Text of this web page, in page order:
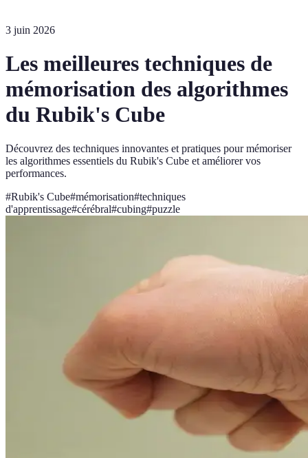
3 juin 2026
Les meilleures techniques de
mémorisation des algorithmes
du Rubik's Cube
Découvrez des techniques innovantes et pratiques pour mémoriser
les algorithmes essentiels du Rubik's Cube et améliorer vos
performances.
#Rubik's Cube#mémorisation#techniques
d'apprentissage#cérébral#cubing#puzzle